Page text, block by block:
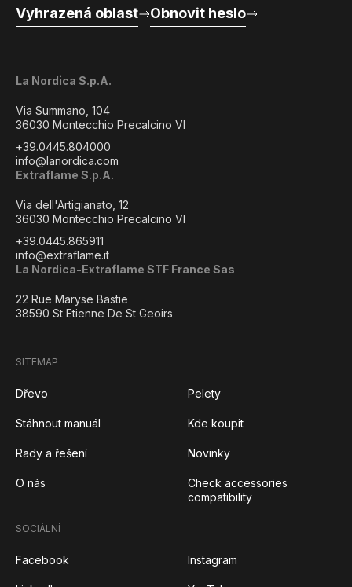
La Nordica S.p.A.
Via Summano, 104
36030 Montecchio Precalcino VI
+39.0445.804000
info@lanordica.com
Extraflame S.p.A.
Via dell'Artigianato, 12
36030 Montecchio Precalcino VI
+39.0445.865911
info@extraflame.it
La Nordica-Extraflame STF France Sas
22 Rue Maryse Bastie
38590 St Etienne De St Geoirs
Vyhrazená oblast Obnovit heslo
SITEMAP
Dřevo Pelety
Stáhnout manuál Kde koupit
Rady a řešení Novinky
O nás
Check accessories
compatibility
SOCIÁLNÍ
Facebook Instagram